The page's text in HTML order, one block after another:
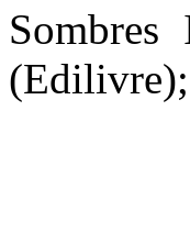
(Edilivre);